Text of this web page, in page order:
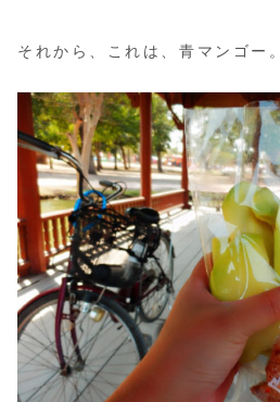
それから、これは、青マンゴー。